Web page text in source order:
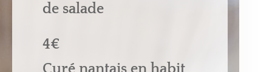
de salade
4€